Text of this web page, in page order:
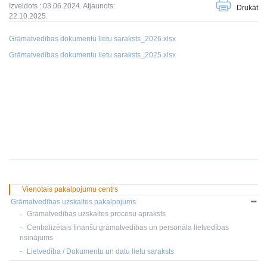
Izveidots : 03.06.2024. Atjaunots:
22.10.2025.
Drukāt
Grāmatvedības dokumentu lietu saraksts_2026.xlsx
Grāmatvedības dokumentu lietu saraksts_2025.xlsx
Vienotais pakalpojumu centrs
Grāmatvedības uzskaites pakalpojums
Grāmatvedības uzskaites procesu apraksts
Centralizētais finanšu grāmatvedības un personāla lietvedības
risinājums
Lietvedība / Dokumentu un datu lietu saraksts